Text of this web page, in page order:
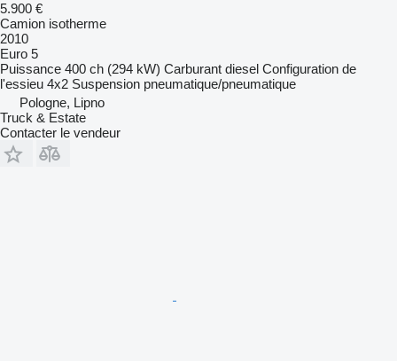
5.900 €
Camion isotherme
2010
Euro 5
Puissance 400 ch (294 kW) Carburant diesel Configuration de
l'essieu 4x2 Suspension pneumatique/pneumatique
Pologne, Lipno
Truck & Estate
Contacter le vendeur